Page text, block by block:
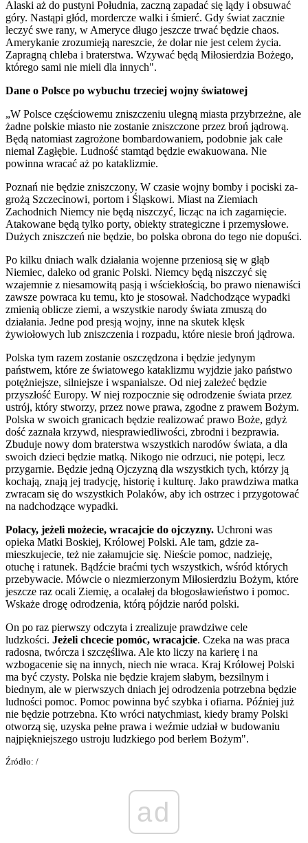
Alaski aż do pustyni Południa, zaczną zapadać się lądy i obsuwać
góry. Nastąpi głód, mordercze walki i śmierć. Gdy świat zacznie
leczyć swe rany, w Ameryce długo jesz­cze trwać będzie chaos.
Amerykanie zrozumieją nareszcie, że dolar nie jest celem życia.
Zapragną chleba i braterstwa. Wzywać będą Miłosierdzia Bożego,
którego sami nie mieli dla innych".
Dane o Polsce po wybuchu trzeciej wojny światowej
„W Polsce częściowemu zniszczeniu ulegną miasta przy­brzeżne, ale
żadne polskie miasto nie zostanie zniszczone przez broń jądrową.
Będą natomiast zagrożone bombardowaniem, podobnie jak całe
niemal Zagłębie. Ludność stamtąd będzie ewakuowana. Nie
powinna wracać aż po kataklizmie.
Poznań nie będzie zniszczony. W czasie wojny bomby i pociski za­
grożą Szczecinowi, portom i Śląskowi. Miast na Ziemiach
Zachodnich Niemcy nie będą niszczyć, licząc na ich zagarnię­cie.
Atakowane będą tylko porty, obiekty strategiczne i prze­mysłowe.
Dużych zniszczeń nie będzie, bo polska obrona do tego nie dopuści.
Po kilku dniach walk działania wojenne przeniosą się w głąb
Niemiec, daleko od granic Polski. Niemcy będą niszczyć się
wzajemnie z niesamowitą pasją i wściekłością, bo prawo nie­nawiści
zawsze powraca ku temu, kto je stosował. Nadchodzące wypadki
zmienią oblicze ziemi, a wszystkie narody świata zmuszą do
działania. Jedne pod presją wojny, inne na skutek klęsk
żywiołowych lub zniszczenia i rozpadu, które niesie broń jądrowa.
Polska tym razem zostanie oszczędzona i będzie jedynym
państwem, które ze światowego kataklizmu wyjdzie jako państwo
potężniejsze, silniejsze i wspanialsze. Od niej zależeć będzie
przyszłość Europy. W niej rozpocznie się odrodzenie świata przez
ustrój, który stworzy, przez nowe prawa, zgodne z prawem Bożym.
Polska w swoich granicach będzie realizo­wać prawo Boże, gdyż
dość zaznała krzywd, niesprawiedli­wości, zbrodni i bezprawia.
Zbuduje nowy dom braterstwa wszystkich narodów świata, a dla
swoich dzieci będzie matką. Nikogo nie odrzuci, nie potępi, lecz
przygarnie. Będzie jed­ną Ojczyzną dla wszystkich tych, którzy ją
kochają, znają jej tradycję, historię i kulturę. Jako prawdziwa matka
zwracam się do wszystkich Polaków, aby ich ostrzec i przygotować
na nadchodzące wypadki.
Polacy, jeżeli możecie, wracajcie do ojczyzny. Uchroni was
opieka Matki Boskiej, Królowej Polski. Ale tam, gdzie za­
mieszkujecie, też nie załamujcie się. Nieście pomoc, nadzieję,
otuchę i ratunek. Bądźcie braćmi tych wszystkich, wśród których
przebywacie. Mówcie o niezmierzonym Miłosierdziu Bożym, które
jeszcze raz ocali Ziemię, a ocalałej da błogosła­wieństwo i pomoc.
Wskaże drogę odrodzenia, którą pójdzie naród polski.
On po raz pierwszy odczyta i zrealizuje praw­dziwe cele
ludzkości. Jeżeli chcecie pomóc, wracajcie. Czeka na was praca
radosna, twórcza i szczęśliwa. Ale kto liczy na karierę i na
wzbogacenie się na innych, niech nie wraca. Kraj Królowej Polski
ma być czysty. Polska nie będzie krajem słabym, bezsilnym i
biednym, ale w pierwszych dniach jej odrodzenia potrzebna będzie
ludno­ści pomoc. Pomoc powinna być szybka i ofiarna. Później już
nie będzie potrzebna. Kto wróci natychmiast, kiedy bramy Polski
otwo­rzą się, uzyska pełne prawa i weźmie udział w budowaniu
najpiękniejszego ustroju ludzkiego pod berłem Bożym".
Źródło: /
ad